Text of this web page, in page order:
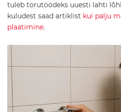
K
e
r
a
d
tuleb torutöödeks uuesti lahti
kuludest saad artiklist kui palju
plaatimine.